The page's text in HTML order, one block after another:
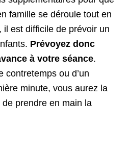
famille se déroule tout en
il est difficile de prévoir un
Prévoyez donc
à votre séance.
contretemps ou d’un
minute, vous aurez la
prendre en main la